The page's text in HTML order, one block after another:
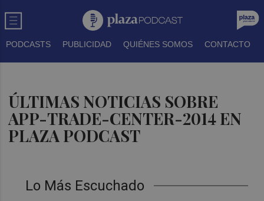
PODCASTS PUBLICIDAD QUIÉNES SOMOS CONTACTO
ÚLTIMAS NOTICIAS SOBRE
APP-TRADE-CENTER-2014 EN
PLAZA PODCAST
Lo Más Escuchado